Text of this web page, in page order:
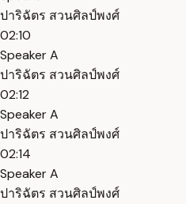
ปาริฉัตร สวนศิลป์พงศ์
02:10
Speaker A
ปาริฉัตร สวนศิลป์พงศ์
02:12
Speaker A
ปาริฉัตร สวนศิลป์พงศ์
02:14
Speaker A
ปาริฉัตร สวนศิลป์พงศ์